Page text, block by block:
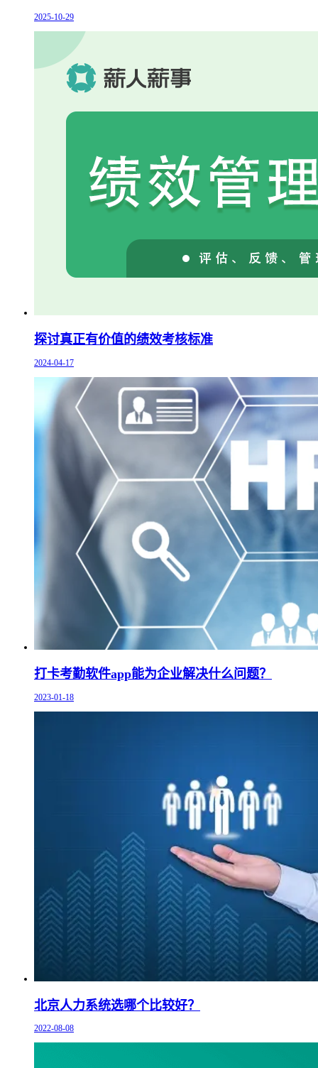
2025-10-29
探讨真正有价值的绩效考核标准
2024-04-17
打卡考勤软件app能为企业解决什么问题？
2023-01-18
北京人力系统选哪个比较好？
2022-08-08